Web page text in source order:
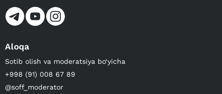
Aloqa
Sotib olish va moderatsiya bo‘yicha
+998 (91) 008 67 89
@soff_moderator